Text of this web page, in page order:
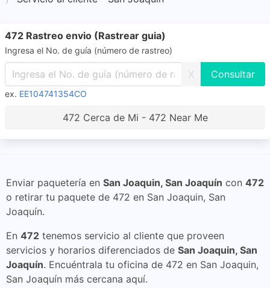
472 Rastreo envio (Rastrear guia)
Ingresa el No. de guía (número de rastreo)
X
ex. EE104741354CO
472 Cerca de Mi - 472 Near Me
Enviar paquetería en San Joaquin, San Joaquín con 472
o retirar tu paquete de 472 en San Joaquin, San
Joaquín.
En 472 tenemos servicio al cliente que proveen
servicios y horarios diferenciados de San Joaquin, San
Joaquín. Encuéntrala tu oficina de 472 en San Joaquin,
San Joaquín más cercana aquí.